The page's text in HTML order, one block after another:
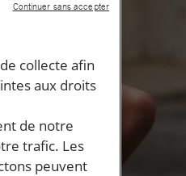
collecte afin
aux droits
de notre
trafic. Les
peuvent
Continuer sans accepter